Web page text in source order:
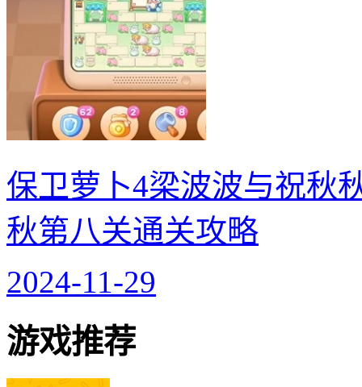
保卫萝卜4梁波波与祝秋
秋第八关通关攻略
2024-11-29
游戏推荐